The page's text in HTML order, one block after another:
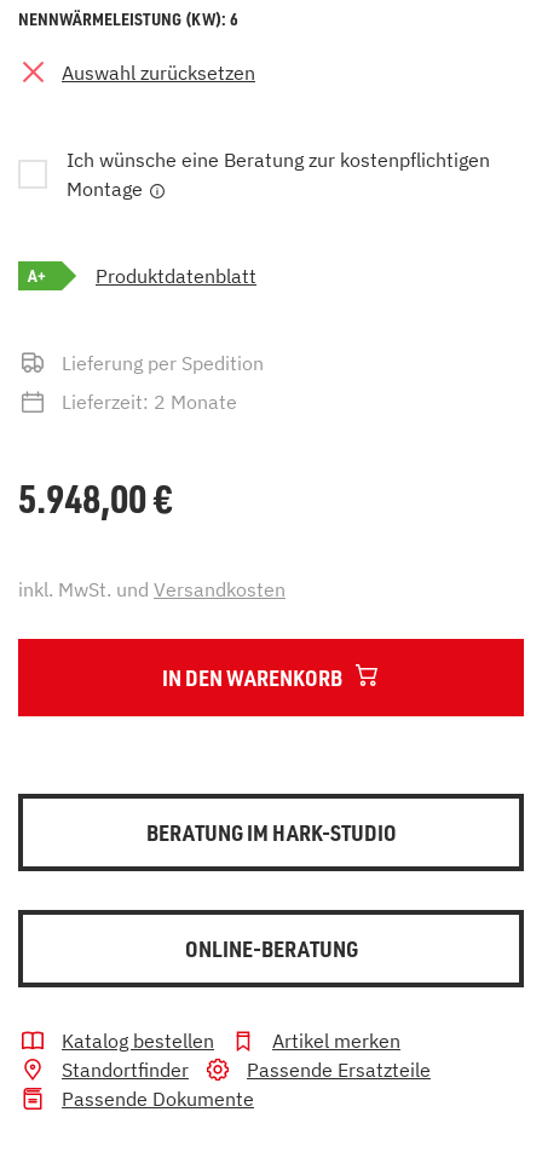
NENNWÄRMELEISTUNG (KW): 6
Auswahl zurücksetzen
Ich wünsche eine Beratung zur kostenpflichtigen
Montage
A+ Produktdatenblatt
Lieferung per Spedition
Lieferzeit: 2 Monate
5.948,00€
inkl. MwSt. und Versandkosten
IN DEN WARENKORB
BERATUNG IM HARK-STUDIO
ONLINE-BERATUNG
Katalog bestellen
Artikel merken
Standortfinder
Passende Ersatzteile
Passende Dokumente